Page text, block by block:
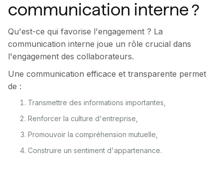
communication interne ?
Qu'est-ce qui favorise l'engagement ? La
communication interne joue un rôle crucial dans
l'engagement des collaborateurs.
Une communication efficace et transparente permet
de :
Transmettre des informations importantes,
Renforcer la culture d'entreprise,
Promouvoir la compréhension mutuelle,
Construire un sentiment d'appartenance.